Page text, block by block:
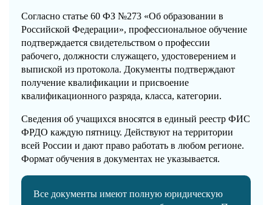
Согласно статье 60 ФЗ №273 «Об образовании в
Российской Федерации», профессиональное обучение
подтверждается свидетельством о профессии
рабочего, должности служащего, удостоверением и
выпиской из протокола. Документы подтверждают
получение квалификации и присвоение
квалификационного разряда, класса, категории.
Сведения об учащихся вносятся в единый реестр ФИС
ФРДО каждую пятницу. Действуют на территории
всей России и дают право работать в любом регионе.
Формат обучения в документах не указывается.
Все документы имеют полную юридическую